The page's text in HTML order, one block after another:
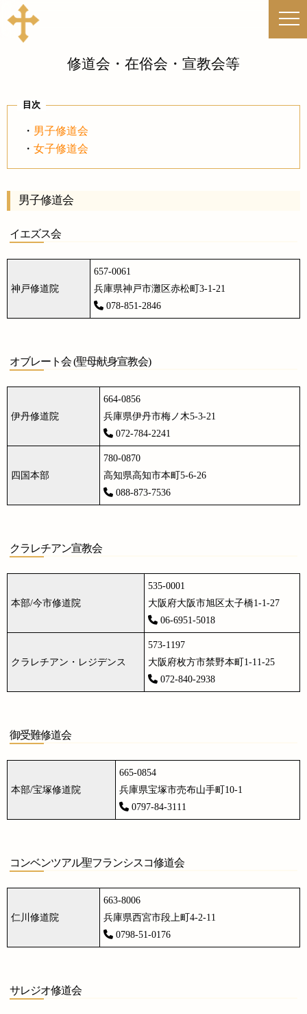
修道会・在俗会・宣教会等
目次
男子修道会
女子修道会
男子修道会
イエズス会
神戸修道院
657-0061
兵庫県神戸市灘区赤松町3-1-21
078-851-2846
オブレート会 (聖母献身宣教会)
伊丹修道院
664-0856
兵庫県伊丹市梅ノ木5-3-21
072-784-2241
四国本部
780-0870
高知県高知市本町5-6-26
088-873-7536
クラレチアン宣教会
本部/今市修道院
535-0001
大阪府大阪市旭区太子橋1-1-27
06-6951-5018
クラレチアン・レジデンス
573-1197
大阪府枚方市禁野本町1-11-25
072-840-2938
御受難修道会
本部/宝塚修道院
665-0854
兵庫県宝塚市売布山手町10-1
0797-84-3111
コンベンツアル聖フランシスコ修道会
仁川修道院
663-8006
兵庫県西宮市段上町4-2-11
0798-51-0176
サレジオ修道会